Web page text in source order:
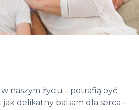
naszym życiu – potrafią być
jak delikatny balsam dla serca –